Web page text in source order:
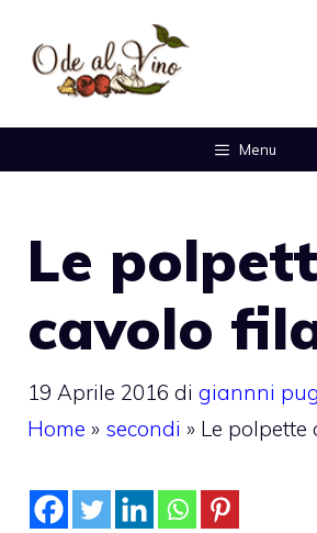
contenuto
Menu
Le
cavolo
19 Aprile 2016 di giannni
Home » secondi » Le polpette